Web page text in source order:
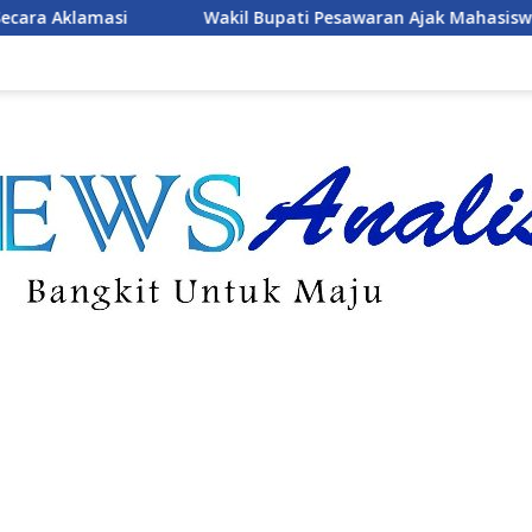
Ajak Mahasiswa Menjadi Pemimpin Adaptif,